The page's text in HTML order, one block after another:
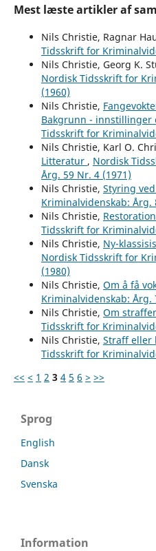
Mest læste artikler af
Nils Christie, Ragnar
Tidsskrift for
Nils Christie, Georg K.
Nordisk Tidsskrift for
(1960)
Nils Christie,
Bakgrunn - innstillinger
Tidsskrift for
Nils Christie, Karl O.
Litteratur , Nordisk
Årg. 59 Nr. 4 (1971)
Nils Christie, Styring
Kriminalvidenskab: Årg.
Nils Christie,
Tidsskrift for
Nils Christie, Ny-
Nordisk Tidsskrift for
(1980)
Nils Christie, Om å få
Kriminalvidenskab: Årg.
Nils Christie, Om
Tidsskrift for
Nils Christie, Straff eller
Tidsskrift for
<< < 1 2 3 4 5 6 > >>
Sprog
English
Dansk
Svenska
Information